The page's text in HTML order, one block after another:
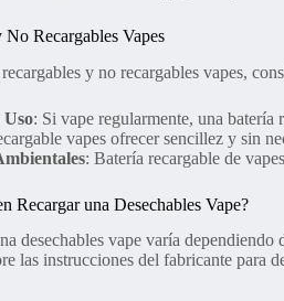
Recargables Vapes
y no recargables vapes,
: Si vape regularmente, una batería
vapes ofrecer sencillez y sin
: Batería recargable de
Recargar una Desechables Vape?
desechables vape varía
las instrucciones del fabricante para